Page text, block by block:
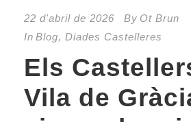
22 d'abril de 2026 By Ot Brun
In Blog, Diades Castelleres
Els
Vila de